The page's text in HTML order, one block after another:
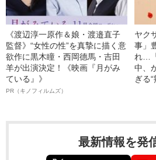
《渡辺淳一原作＆娘・渡邉直子
監督》“女性の性”を真摯に描く意
欲作に黒木瞳・西岡德馬・吉田
羊が出演決定！《映画『月がみ
ている』》
PR（キノフィルムズ）
ヤク
事」
れ…
中、
ぎる
最新情報を発